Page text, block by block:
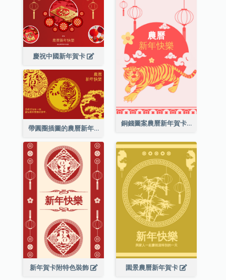
慶祝中國新年賀卡
銅錢圖案農曆新年賀卡
帶圓圈插圖的農曆新年快樂賀卡
新年賀卡附特色裝飾 園景農曆新年賀卡